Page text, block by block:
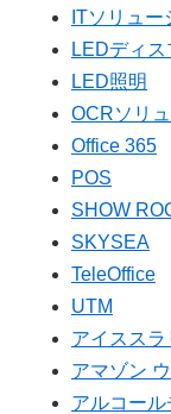
ITソリュー
LEDディス
LED照明
OCRソリ
Office 365
POS
SHOW
SKYSEA
TeleOffice
UTM
アイスス
アマゾン
アルコー